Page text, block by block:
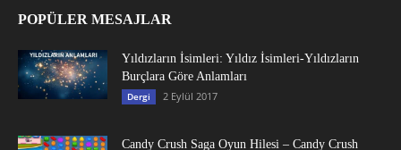
POPÜLER MESAJLAR
Yıldızların İsimleri: Yıldız İsimleri-Yıldızların
Burçlara Göre Anlamları
Dergi 2 Eylül 2017
Candy Crush Saga Oyun Hilesi – Candy Crush